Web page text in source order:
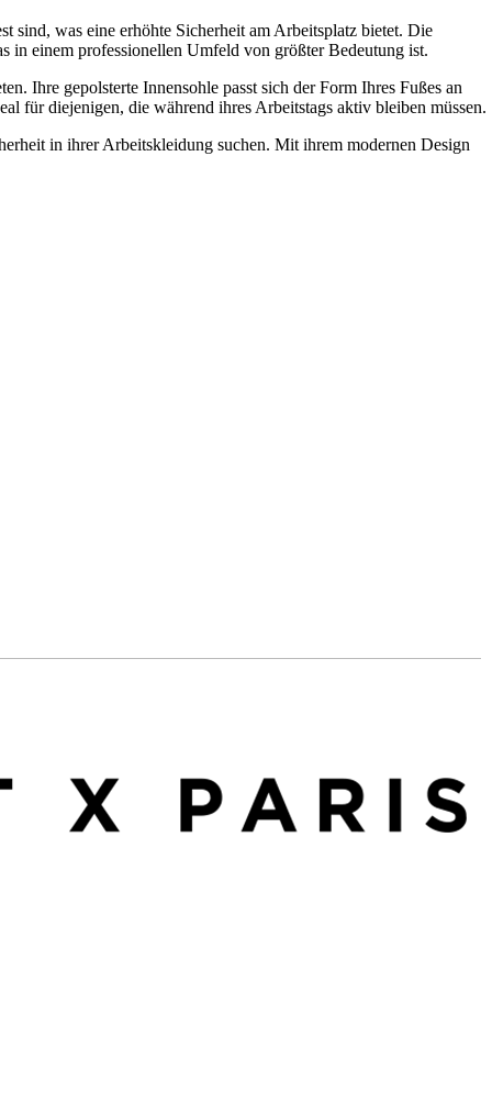
sind, was eine erhöhte Sicherheit am Arbeitsplatz bietet. Die
in einem professionellen Umfeld von größter Bedeutung ist.
Ihre gepolsterte Innensohle passt sich der Form Ihres Fußes an
für diejenigen, die während ihres Arbeitstags aktiv bleiben müssen.
in ihrer Arbeitskleidung suchen. Mit ihrem modernen Design